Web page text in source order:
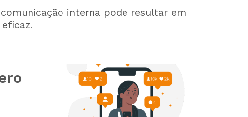
interna pode resultar em